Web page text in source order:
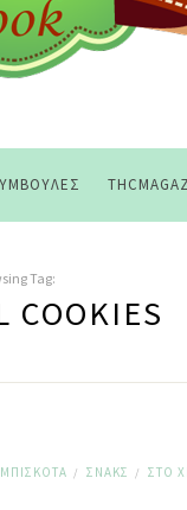
Tag:
COOKIES
ΜΠΙΣΚΌΤΑ / ΣΝΑΚΣ / ΣΤΟ